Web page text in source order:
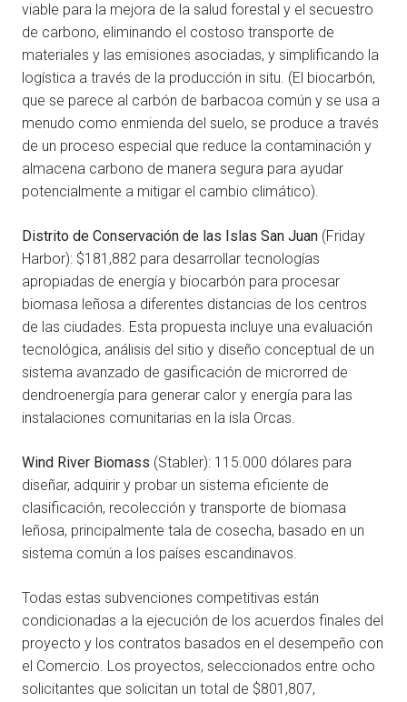
viable para la mejora de la salud forestal y el secuestro
de carbono, eliminando el costoso transporte de
materiales y las emisiones asociadas, y simplificando la
logística a través de la producción in situ. (El biocarbón,
que se parece al carbón de barbacoa común y se usa a
menudo como enmienda del suelo, se produce a través
de un proceso especial que reduce la contaminación y
almacena carbono de manera segura para ayudar
potencialmente a mitigar el cambio climático).
Distrito de Conservación de las Islas San Juan (Friday
Harbor): $181,882 para desarrollar tecnologías
apropiadas de energía y biocarbón para procesar
biomasa leñosa a diferentes distancias de los centros
de las ciudades. Esta propuesta incluye una evaluación
tecnológica, análisis del sitio y diseño conceptual de un
sistema avanzado de gasificación de microrred de
dendroenergía para generar calor y energía para las
instalaciones comunitarias en la isla Orcas.
Wind River Biomass (Stabler): 115.000 dólares para
diseñar, adquirir y probar un sistema eficiente de
clasificación, recolección y transporte de biomasa
leñosa, principalmente tala de cosecha, basado en un
sistema común a los países escandinavos.
Todas estas subvenciones competitivas están
condicionadas a la ejecución de los acuerdos finales del
proyecto y los contratos basados en el desempeño con
el Comercio. Los proyectos, seleccionados entre ocho
solicitantes que solicitan un total de $801,807,